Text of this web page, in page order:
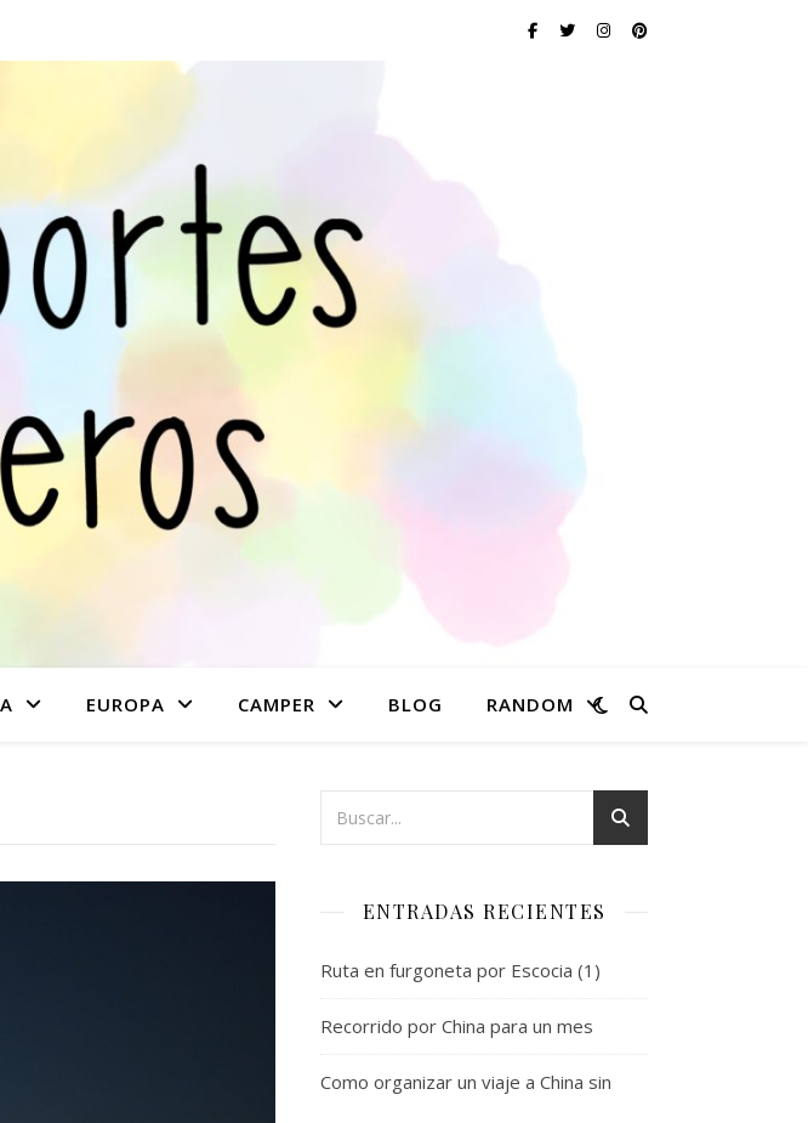
EUROPA CAMPER BLOG RANDOM
ENTRADAS RECIENTES
Ruta en furgoneta por Escocia (1)
Recorrido por China para un mes
Como organizar un viaje a China sin